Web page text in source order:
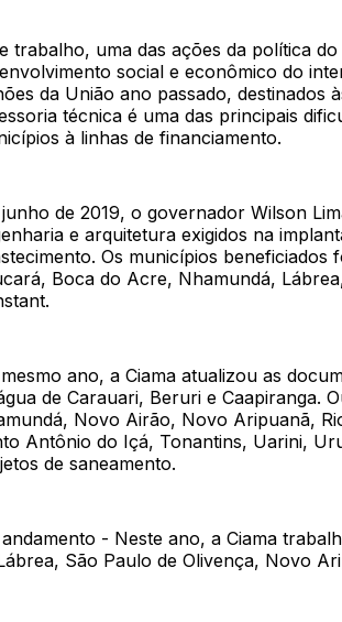
trabalho, uma das ações da política
social e econômico do
da União ano passado, destinados
técnica é uma das principais
à linhas de financiamento.
junho de 2019, o governador Wilson
e arquitetura exigidos na
Os municípios
Boca do Acre, Nhamundá,
ano, a Ciama atualizou as
de Carauari, Beruri e Caapiranga.
Novo Airão, Novo Aripuanã,
Antônio do Içá, Tonantins, Uarini,
de saneamento.
andamento - Neste ano, a Ciama
São Paulo de Olivença, Novo